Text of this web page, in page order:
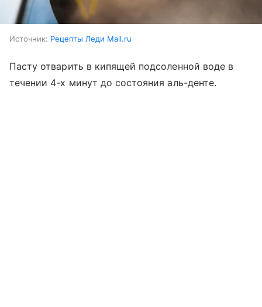
Источник: Рецепты Леди Mail.ru
Пасту отварить в кипящей подсоленной воде в
течении 4-х минут до состояния аль-денте.